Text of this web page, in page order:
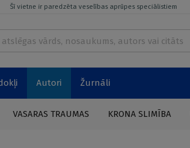
Šī vietne ir paredzēta veselības aprūpes speciālistiem
Autori Žurnāli
VASARAS TRAUMAS KRONA SLIMĪBA